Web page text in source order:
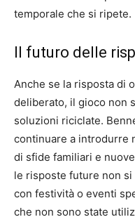
temporale che si ripete.
Il futuro delle
Anche se la risposta di
deliberato, il gioco non
soluzioni riciclate.
continuare a introdurre
di sfide familiari e
le risposte future non
con festività o eventi
che non sono state